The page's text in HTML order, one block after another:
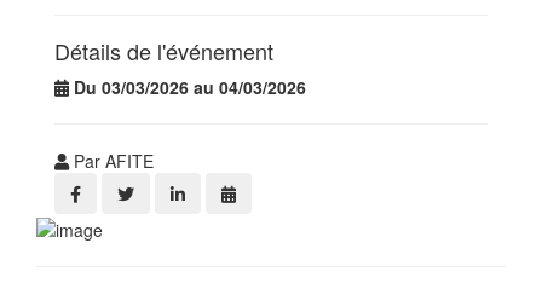
Détails de l'événement
Du 03/03/2026 au 04/03/2026
Par AFITE